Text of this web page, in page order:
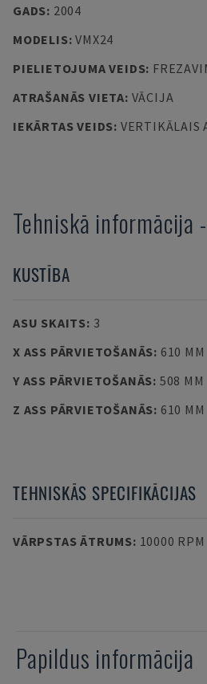
GADS: 2004
MODELIS:VMX24
PIELIETOJUMA VEIDS:
ATRAŠANĀS VIETA: VĀCIJA
IEKĀRTAS VEIDS: VERTIKĀLAIS
Tehniskā informācija -
KUSTĪBA
ASU SKAITS: 3
X ASS PĀRVIETOŠANĀS: 610 MM
Y ASS PĀRVIETOŠANĀS: 508 MM
Z ASS PĀRVIETOŠANĀS: 610 MM
TEHNISKĀS SPECIFIKĀCIJAS
VĀRPSTAS ĀTRUMS: 10000 RPM
Papildus informācija